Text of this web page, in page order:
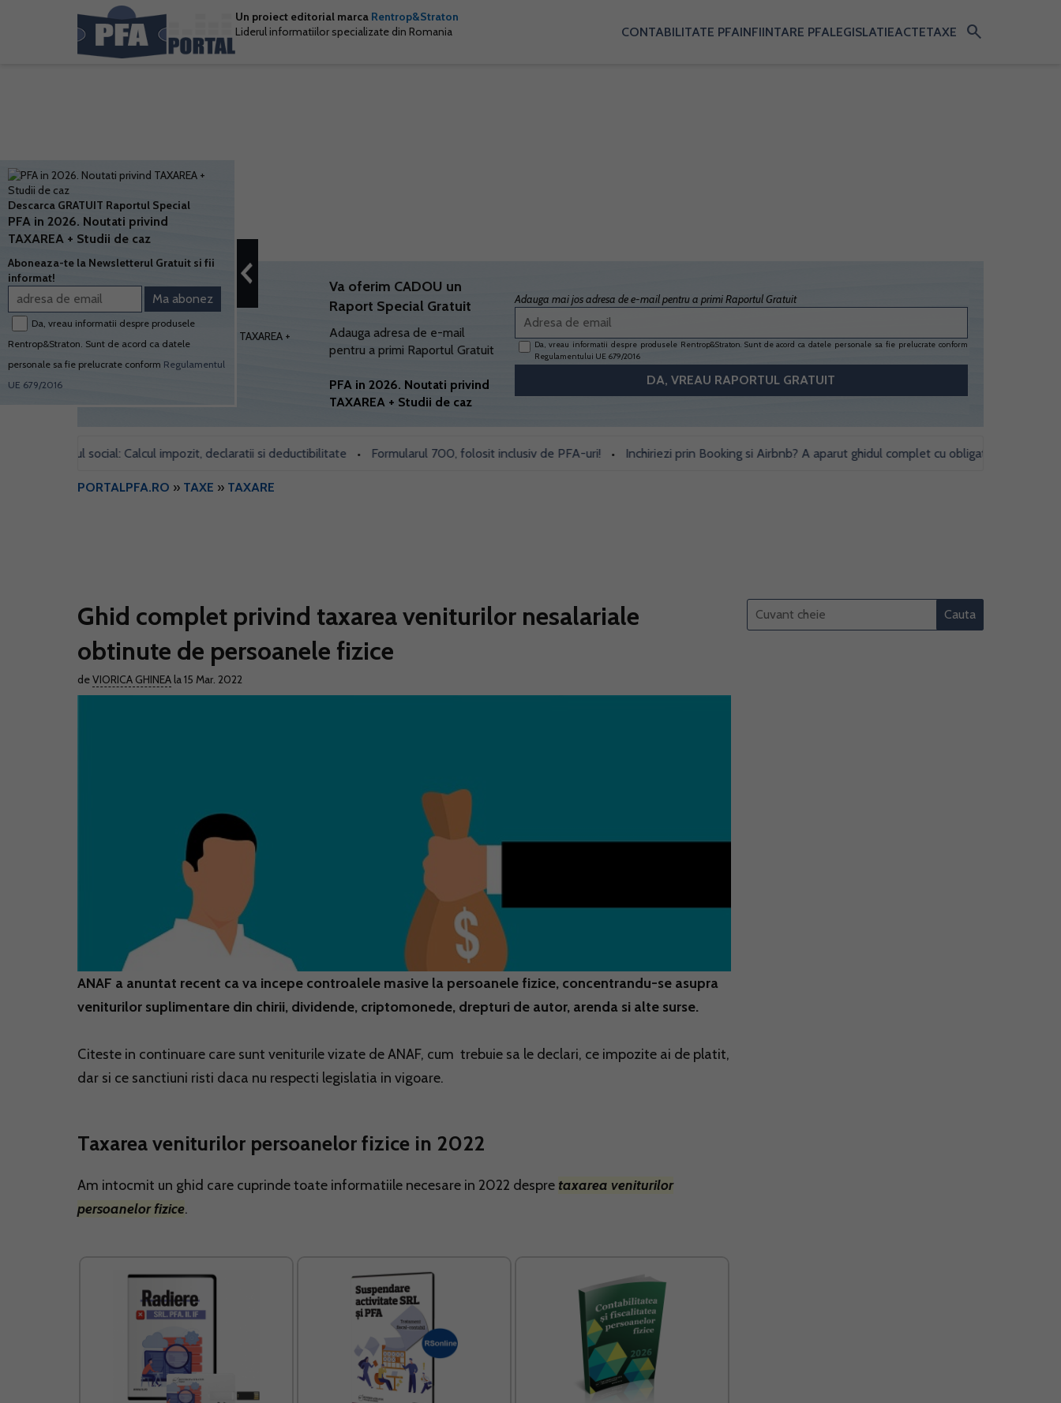
Un proiect editorial marca Rentrop&Straton
Liderul informatiilor specializate din Romania
CONTABILITATE PFAINFIINTARE PFALEGISLATIEACTETAXE search
Va oferim CADOU un
Raport Special Gratuit
Adauga adresa de e-mail
pentru a primi Raportul Gratuit
PFA in 2026. Noutati privind
TAXAREA + Studii de caz
Adauga mai jos adresa de e-mail pentru a primi Raportul Gratuit
Da, vreau informatii despre produsele Rentrop&Straton. Sunt de acord ca datele personale sa fie prelucrate conform
Regulamentului UE 679/2016
sediul social: Calcul impozit, declaratii si deductibilitate • Formularul 700, folosit inclusiv de PFA-uri! • Inchiriezi prin Booking si Airbnb? A aparut ghidul complet cu obligatii fiscale si studii de
PORTALPFA.RO » TAXE » TAXARE
Ghid complet privind taxarea veniturilor nesalariale
obtinute de persoanele fizice
deVIORICA GHINEA la 15 Mar. 2022
ANAF a anuntat recent ca va incepe controalele masive la persoanele fizice, concentrandu-se asupra
veniturilor suplimentare din chirii, dividende, criptomonede, drepturi de autor, arenda si alte surse.
Citeste in continuare care sunt veniturile vizate de ANAF, cum trebuie sa le declari, ce impozite ai de platit,
dar si ce sanctiuni risti daca nu respecti legislatia in vigoare.
Taxarea veniturilor persoanelor fizice in 2022
Am intocmit un ghid care cuprinde toate informatiile necesare in 2022 despre taxarea veniturilor
persoanelor fizice.
Descarca GRATUIT Raportul Special
PFA in 2026. Noutati privind
TAXAREA + Studii de caz
Aboneaza-te la Newsletterul Gratuit si fii
informat!
Da, vreau informatii despre produsele
Rentrop&Straton. Sunt de acord ca datele
personale sa fie prelucrate conform Regulamentul
UE 679/2016